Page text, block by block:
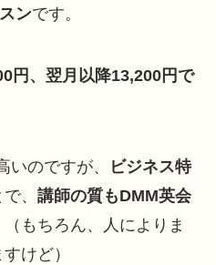
ンです。
円、翌月以降13,200円で
いのですが、
ビジネス特
、 講師の質もDMM英会
もちろん、人によりま
けど）